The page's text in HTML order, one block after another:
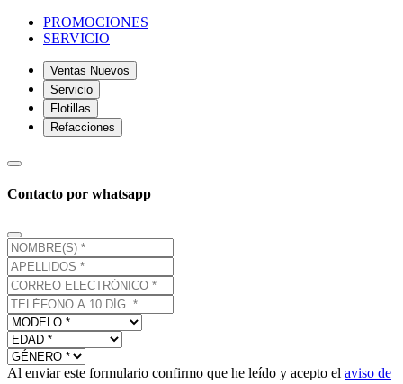
PROMOCIONES
SERVICIO
Ventas Nuevos
Servicio
Flotillas
Refacciones
Contacto por whatsapp
Al enviar este formulario confirmo que he leído y acepto el aviso de